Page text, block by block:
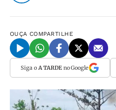
OUÇA COMPARTILHE
Siga o A TARDEno Google